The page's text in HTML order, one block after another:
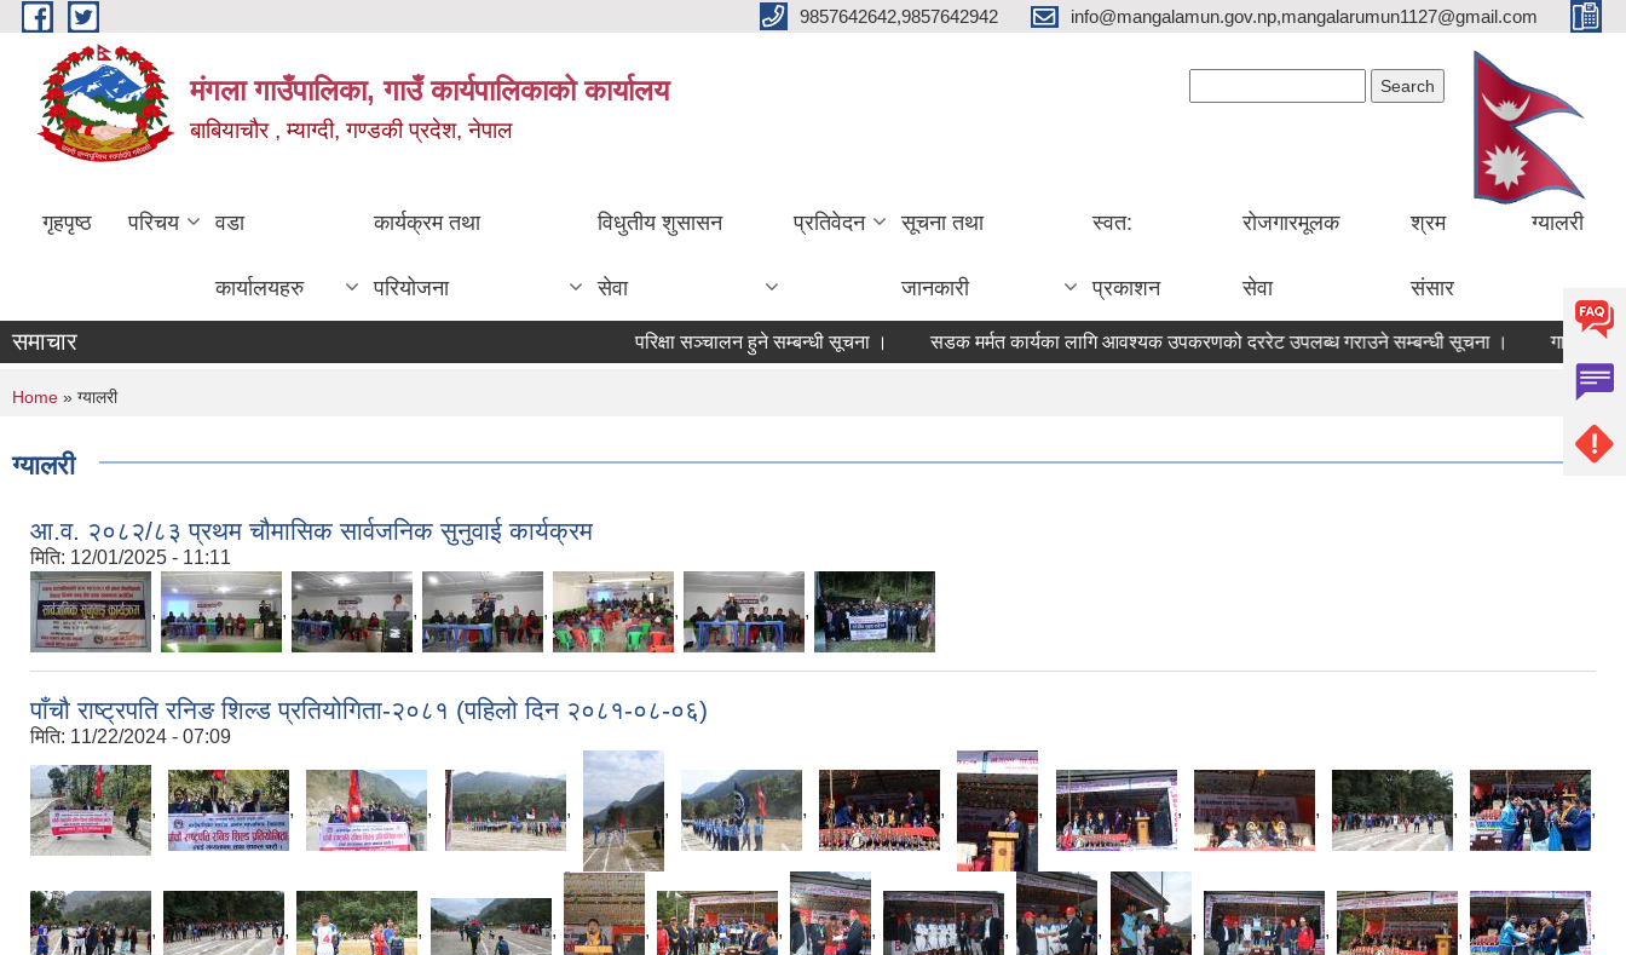
Skip to main content 9857642642,9857642942 info@mangalamun.gov.np,mangalarumun1127@gmail.com
मंगला गाउँपालिका, गाउँ कार्यपालिकाको कार्यालय
बाबियाचौर , म्याग्दी, गण्डकी प्रदेश, नेपाल
गृहपृष्ठ परिचय वडा
कार्यालयहरु
कार्यक्रम तथा
परियोजना
विधुतीय शुसासन
सेवा
प्रतिवेदन सूचना तथा
जानकारी
स्वत:
प्रकाशन
रोजगारमूलक
सेवा
श्रम
संसार
ग्यालरी
समाचार परिक्षा सञ्चालन हुने सम्बन्धी सूचना । सडक मर्मत कार्यका लागि आवश्यक उपकरणको दररेट उपलब्ध गराउने सम्बन्धी सूचना । गाउँपालिकाको वडा
You are here
Home » ग्यालरी
ग्यालरी
आ.व. २०८२/८३ प्रथम चौमासिक सार्वजनिक सुनुवाई कार्यक्रम
मिति: 12/01/2025 - 11:11
, , , , , ,
पाँचौ राष्ट्रपति रनिङ शिल्ड प्रतियोगिता-२०८१ (पहिलो दिन २०८१-०८-०६)
मिति: 11/22/2024 - 07:09
, , , , , , , , , , , ,
, , , , , , , , , , , , ,